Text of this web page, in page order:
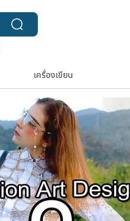
เครื่องเขียน